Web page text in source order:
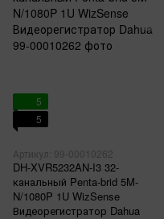
5
5
Артикул: 99-00010262
DH-XVR5232AN-I3 32-
канальный Penta-brid 5M-
N/1080P 1U WizSense
Видеорегистратор Dahua